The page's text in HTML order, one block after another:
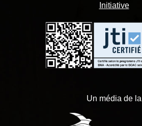
Initiative
Un média de la